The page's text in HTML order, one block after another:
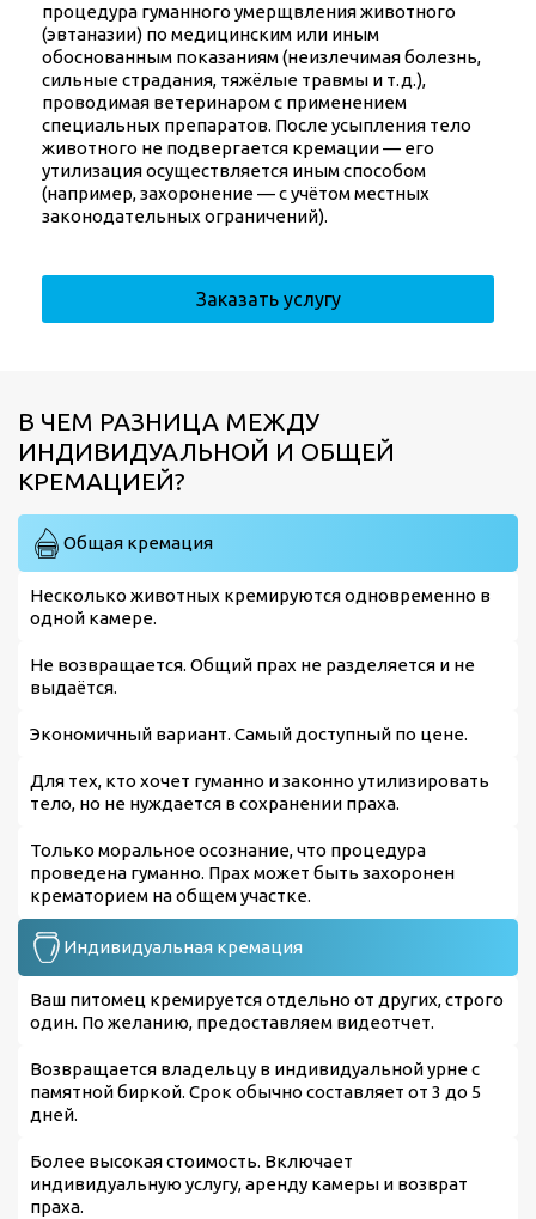
процедура гуманного умерщвления животного
(эвтаназии) по медицинским или иным
обоснованным показаниям (неизлечимая болезнь,
сильные страдания, тяжёлые травмы и т. д.),
проводимая ветеринаром с применением
специальных препаратов. После усыпления тело
животного не подвергается кремации — его
утилизация осуществляется иным способом
(например, захоронение — с учётом местных
законодательных ограничений).
Заказать услугу
В ЧЕМ РАЗНИЦА МЕЖДУ
ИНДИВИДУАЛЬНОЙ И ОБЩЕЙ
КРЕМАЦИЕЙ?
Общая кремация
Несколько животных кремируются одновременно в
одной камере.
Не возвращается. Общий прах не разделяется и не
выдаётся.
Экономичный вариант. Самый доступный по цене.
Для тех, кто хочет гуманно и законно утилизировать
тело, но не нуждается в сохранении праха.
Только моральное осознание, что процедура
проведена гуманно. Прах может быть захоронен
крематорием на общем участке.
Индивидуальная кремация
Ваш питомец кремируется отдельно от других, строго
один. По желанию, предоставляем видеотчет.
Возвращается владельцу в индивидуальной урне с
памятной биркой. Срок обычно составляет от 3 до 5
дней.
Более высокая стоимость. Включает
индивидуальную услугу, аренду камеры и возврат
праха.